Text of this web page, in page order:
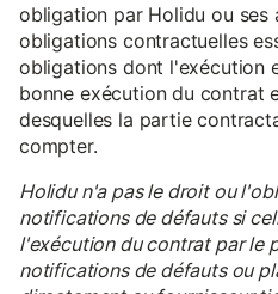
obligation par Holidu ou ses
obligations contractuelles
obligations dont l'exécution
bonne exécution du contrat
desquelles la partie
compter.
Holidu n'a pas le droit ou
notifications de défauts si
l'exécution du contrat par le
notifications de défauts ou